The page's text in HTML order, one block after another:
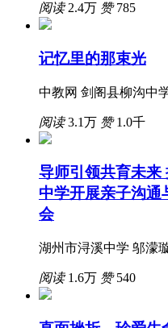
阅读2.4万 赞785
记忆里的那束光
中教网 剑阁县柳沟中
阅读3.1万 赞1.0千
导师引领共育未
中学开展亲子沟通
会
湖州市浔溪中学 邬濛
阅读1.6万 赞540